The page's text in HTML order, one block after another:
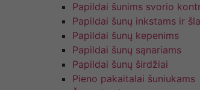
Papildai šunims svorio
Papildai šunų inkstams ir
Papildai šunų kepenims
Papildai šunų sąnariams
Papildai šunų širdžiai
Pieno pakaitalai šuniukams